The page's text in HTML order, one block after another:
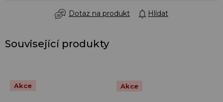
Dotaz na produkt Hlídat
Související produkty
Akce Akce